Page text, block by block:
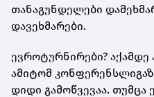
თანაგუნდელები
დავეხმარები.
ევროტურნირები? აქამდე
ამიტომ
დიდი გამოწვევაა. თუმცა